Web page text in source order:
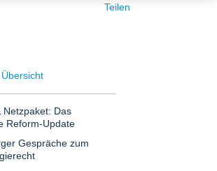
Teilen
Netzpaket: Das
Reform-Update
Gespräche zum